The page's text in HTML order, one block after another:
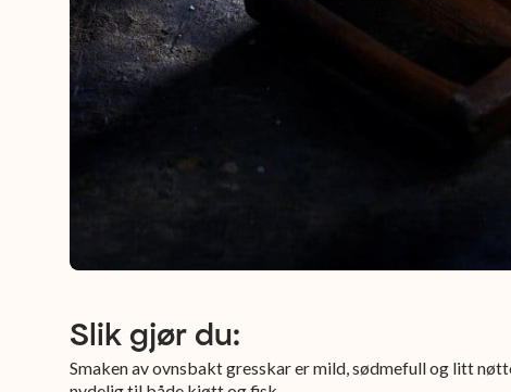
Slik gjør du:
Smaken av ovnsbakt gresskar er mild, sødmefull og litt